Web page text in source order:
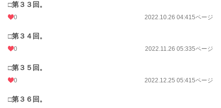
□第３３回。
0 2022.10.26 04:415ページ
□第３４回。
0 2022.11.26 05:335ページ
□第３５回。
0 2022.12.25 05:415ページ
□第３６回。